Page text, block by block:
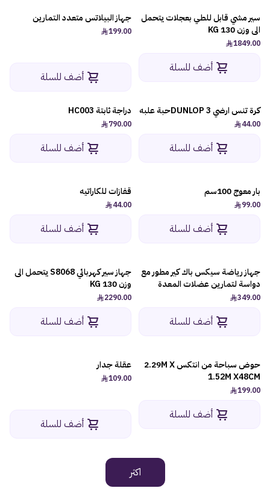
سير مشي قابل للطي بعجلات يتحمل
الى وزن 130 KG
1849.00
أضف للسلة
جهاز البيلاتس متعدد التمارين
199.00
أضف للسلة
كرة تنس ارضي DUNLOP 3حبة علبه
44.00
أضف للسلة
دراجة ثابتة HC003
790.00
أضف للسلة
بار معوج 100سم
99.00
أضف للسلة
قفازات للكاراتيه
44.00
أضف للسلة
جهاز رياضة سيكس باك كير مطور مع
دواسة لتمارين عضلات المعدة
349.00
أضف للسلة
جهاز سير كهربائي S8068 يتحمل الى
وزن 130 KG
2290.00
أضف للسلة
حوض سباحة من انتكس 2.29M X
1.52M X48CM
199.00
أضف للسلة
عقلة جدار
109.00
أضف للسلة
اكثر